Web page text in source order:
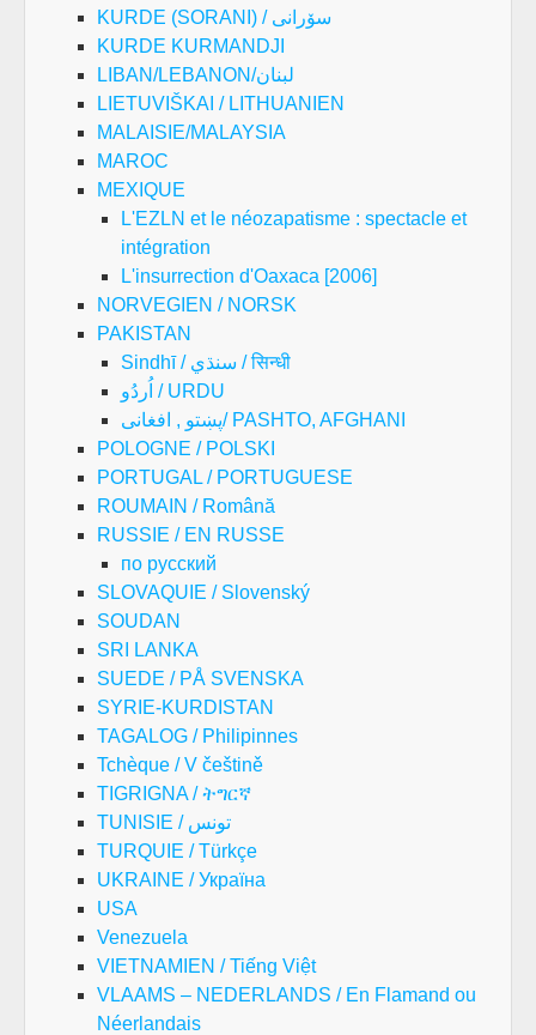
KURDE (SORANI) / سۆرانی
KURDE KURMANDJI
LIBAN/LEBANON/لبنان
LIETUVIŠKAI / LITHUANIEN
MALAISIE/MALAYSIA
MAROC
MEXIQUE
L'EZLN et le néozapatisme : spectacle et
intégration
L'insurrection d'Oaxaca [2006]
NORVEGIEN / NORSK
PAKISTAN
Sindhī / سنڌي / सिन्धी
اُردُو / URDU
پښتو , افغانی/ PASHTO, AFGHANI
POLOGNE / POLSKI
PORTUGAL / PORTUGUESE
ROUMAIN / Română
RUSSIE / EN RUSSE
по русский
SLOVAQUIE / Slovenský
SOUDAN
SRI LANKA
SUEDE / PÅ SVENSKA
SYRIE-KURDISTAN
TAGALOG / Philipinnes
Tchèque / V češtině
TIGRIGNA / ትግርኛ
TUNISIE / تونس
TURQUIE / Türkçe
UKRAINE / Україна
USA
Venezuela
VIETNAMIEN / Tiếng Việt
VLAAMS – NEDERLANDS / En Flamand ou
Néerlandais